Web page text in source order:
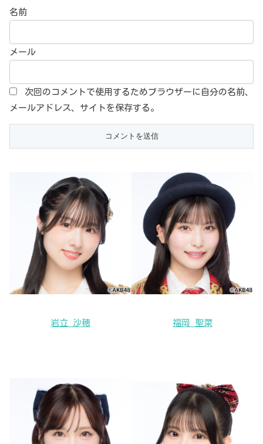
名前
メール
次回のコメントで使用するためブラウザーに自分の名前、
メールアドレス、サイトを保存する。
岩立 沙穂 福岡 聖菜